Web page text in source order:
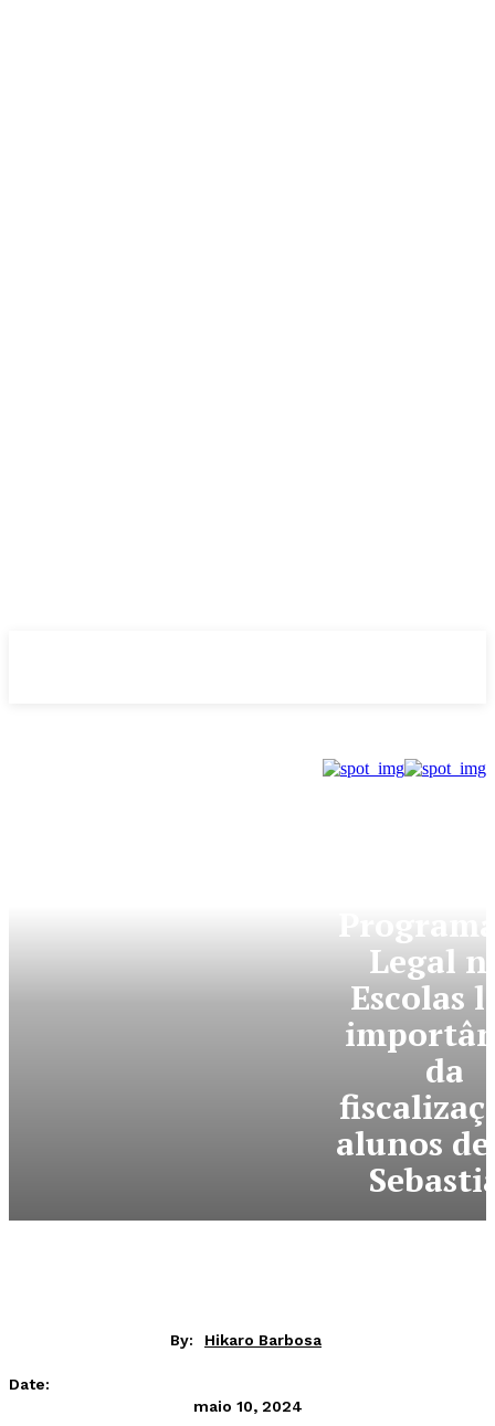
Legal
Escolas
da
alunos de
By: Hikaro Barbosa
Date:
maio 10, 2024